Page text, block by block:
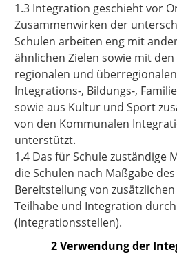
1.3 Integration geschieht vor
Zusammenwirken der
Schulen arbeiten eng mit
ähnlichen Zielen sowie mit
regionalen und
Integrations-, Bildungs-,
sowie aus Kultur und Sport
von den Kommunalen
unterstützt.
1.4 Das für Schule
die Schulen nach Maßgabe
Bereitstellung von
Teilhabe und Integration
(Integrationsstellen).
2 Verwendung der